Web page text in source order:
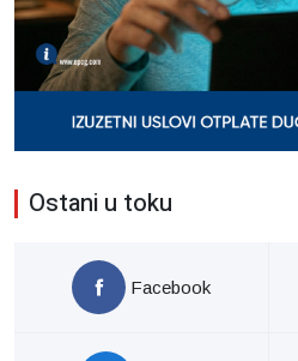
Ostani u toku
Facebook